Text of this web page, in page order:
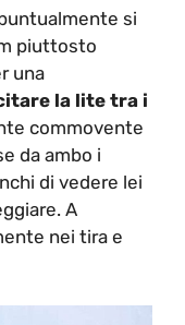
si
piuttosto
una
la lite tra i
commovente
da ambo i
di vedere lei
A
nei tira e